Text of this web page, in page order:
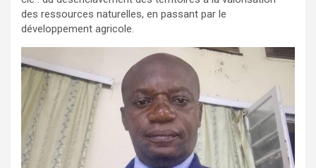
des ressources naturelles, en passant par le
développement agricole.